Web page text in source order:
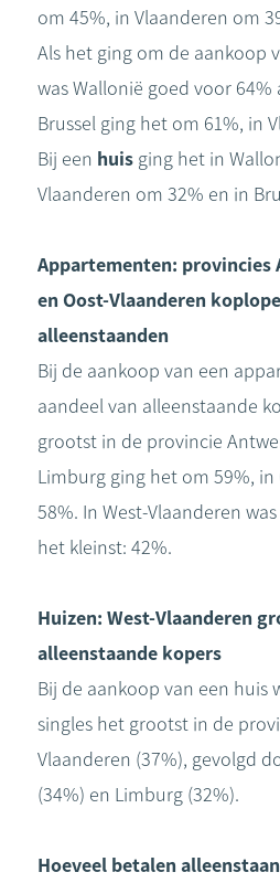
om 45%, in Vlaanderen om
Als het ging om de aankoop
was Wallonië goed voor
Brussel ging het om 61%, in
Bij een huis ging het in
Vlaanderen om 32% en in
Appartementen: provincies
en Oost-Vlaanderen
alleenstaanden
Bij de aankoop van een
aandeel van alleenstaande
grootst in de provincie
Limburg ging het om 59%,
58%. In West-Vlaanderen
het kleinst: 42%.
Huizen: West-Vlaanderen
alleenstaande kopers
Bij de aankoop van een huis
singles het grootst in de
Vlaanderen (37%), gevolgd
(34%) en Limburg (32%).
Hoeveel betalen